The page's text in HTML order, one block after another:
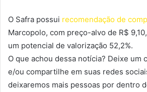
O Safra possui recomendação de
Marcopolo, com preço-alvo de R$
um potencial de valorização 52,2%.
O que achou dessa notícia? Deixe um
e/ou compartilhe em suas redes
deixaremos mais pessoas por dentro